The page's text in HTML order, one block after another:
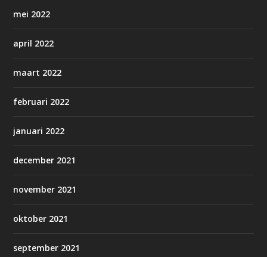
mei 2022
april 2022
maart 2022
februari 2022
januari 2022
december 2021
november 2021
oktober 2021
september 2021